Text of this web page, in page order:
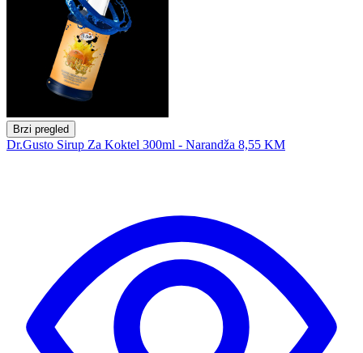
Brzi pregled
Dr.Gusto Sirup Za Koktel 300ml - Narandža 8,55 KM